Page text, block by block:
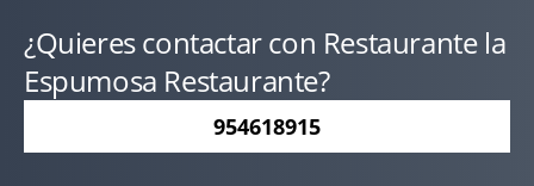
¿Quieres contactar con Restaurante la
Espumosa Restaurante?
954618915